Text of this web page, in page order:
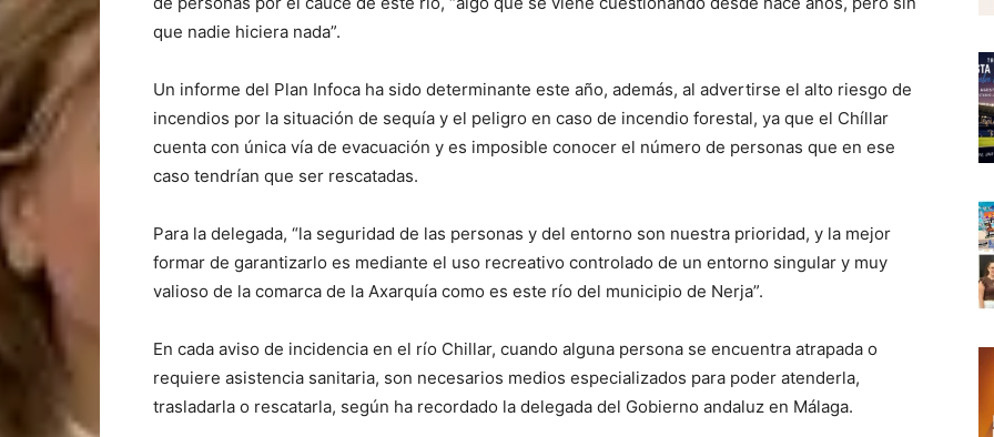
que nadie hiciera nada”.
Un informe del Plan Infoca ha sido determinante este año, además, al advertirse el alto riesgo de
incendios por la situación de sequía y el peligro en caso de incendio forestal, ya que el Chíllar
cuenta con única vía de evacuación y es imposible conocer el número de personas que en ese
caso tendrían que ser rescatadas.
Para la delegada, “la seguridad de las personas y del entorno son nuestra prioridad, y la mejor
formar de garantizarlo es mediante el uso recreativo controlado de un entorno singular y muy
valioso de la comarca de la Axarquía como es este río del municipio de Nerja”.
En cada aviso de incidencia en el río Chillar, cuando alguna persona se encuentra atrapada o
requiere asistencia sanitaria, son necesarios medios especializados para poder atenderla,
trasladarla o rescatarla, según ha recordado la delegada del Gobierno andaluz en Málaga.